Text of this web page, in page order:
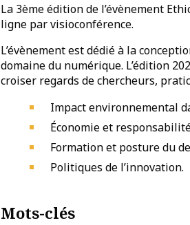
La 3ème édition de l’évènement
ligne par visioconférence.
L’évènement est dédié à la
domaine du numérique. L’édition
croiser regards de chercheurs,
Impact environnemental
Économie et
Formation et posture du
Politiques de l’innovation.
Mots-clés